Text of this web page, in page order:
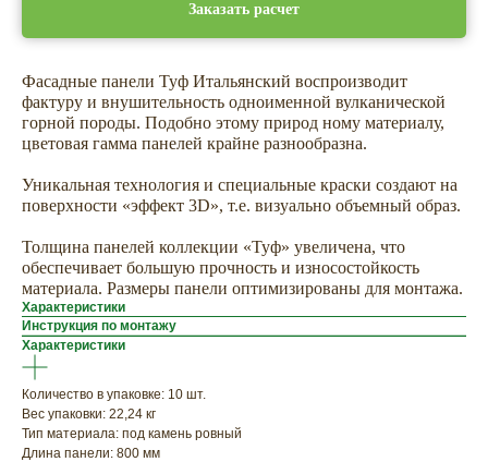
Заказать расчет
Фасадные панели Туф Итальянский воспроизводит
фактуру и внушительность одноименной вулканической
горной породы. Подобно этому природ ному материалу,
цветовая гамма панелей крайне разнообразна.
Уникальная технология и специальные краски создают на
поверхности «эффект 3D», т.е. визуально объемный образ.
Толщина панелей коллекции «Туф» увеличена, что
обеспечивает большую прочность и износостойкость
материала. Размеры панели оптимизированы для монтажа.
Характеристики
Инструкция по монтажу
Характеристики
Количество в упаковке: 10 шт.
Вес упаковки: 22,24 кг
Тип материала: под камень ровный
Длина панели: 800 мм
ХОТИТЕ
ПРИЦЕНИТЬСЯ?
Узнайте примерную
стоимость фасада
прямо сейчас